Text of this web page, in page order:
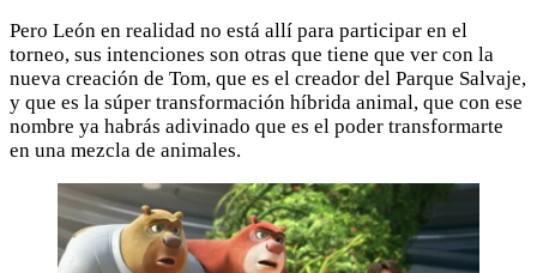
Pero León en realidad no está allí para participar en el
torneo, sus intenciones son otras que tiene que ver con la
nueva creación de Tom, que es el creador del Parque Salvaje,
y que es la súper transformación híbrida animal, que con ese
nombre ya habrás adivinado que es el poder transformarte
en una mezcla de animales.